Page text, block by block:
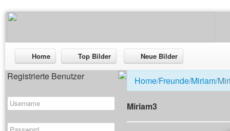
Home Top Bilder Neue Bilder
Registrierte Benutzer Home/Freunde/Miriam/
Miriam3